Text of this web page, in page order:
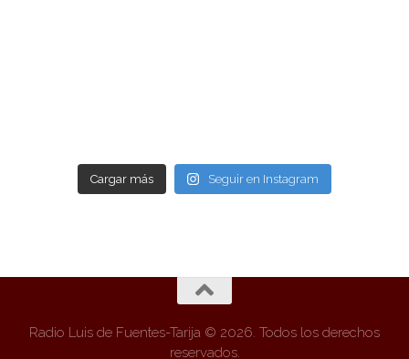
Cargar más Seguir en Instagram
Radio Luis de Fuentes-Tarija © 2026. Todos los derechos
reservados.